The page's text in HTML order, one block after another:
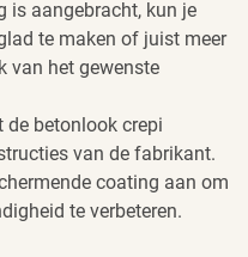
is aangebracht, kun je
te maken of juist meer
van het gewenste
de betonlook crepi
van de fabrikant.
coating aan om
te verbeteren.